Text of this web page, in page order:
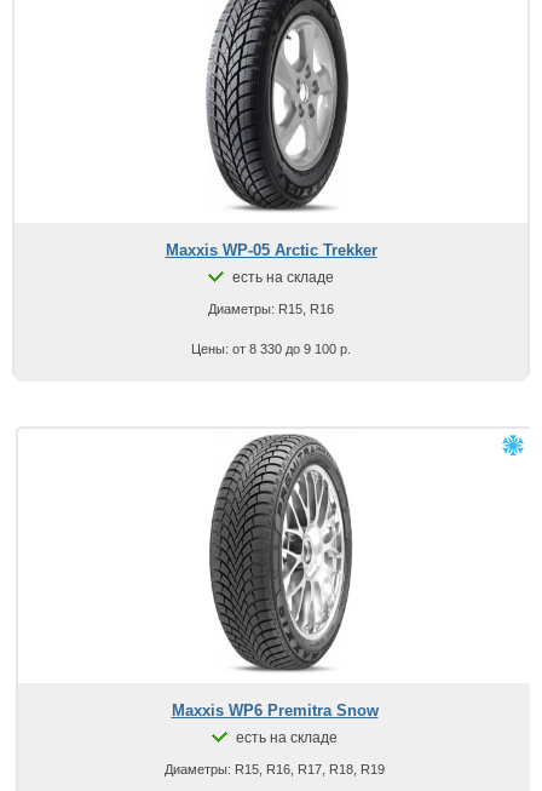
Maxxis WP-05 Arctic Trekker
есть на складе
Диаметры: R15, R16
Цены: от 8 330 до 9 100 р.
Maxxis WP6 Premitra Snow
есть на складе
Диаметры: R15, R16, R17, R18, R19